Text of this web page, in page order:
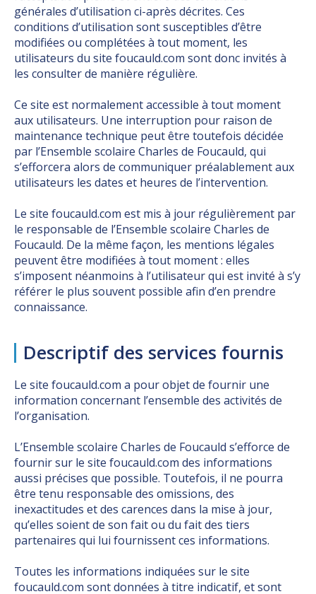
générales d’utilisation ci-après décrites. Ces
conditions d’utilisation sont susceptibles d’être
modifiées ou complétées à tout moment, les
utilisateurs du site foucauld.com sont donc invités à
les consulter de manière régulière.
Ce site est normalement accessible à tout moment
aux utilisateurs. Une interruption pour raison de
maintenance technique peut être toutefois décidée
par l’Ensemble scolaire Charles de Foucauld, qui
s’efforcera alors de communiquer préalablement aux
utilisateurs les dates et heures de l’intervention.
Le site foucauld.com est mis à jour régulièrement par
le responsable de l’Ensemble scolaire Charles de
Foucauld. De la même façon, les mentions légales
peuvent être modifiées à tout moment : elles
s’imposent néanmoins à l’utilisateur qui est invité à s’y
référer le plus souvent possible afin d’en prendre
connaissance.
Descriptif des services fournis
Le site foucauld.com a pour objet de fournir une
information concernant l’ensemble des activités de
l’organisation.
L’Ensemble scolaire Charles de Foucauld s’efforce de
fournir sur le site foucauld.com des informations
aussi précises que possible. Toutefois, il ne pourra
être tenu responsable des omissions, des
inexactitudes et des carences dans la mise à jour,
qu’elles soient de son fait ou du fait des tiers
partenaires qui lui fournissent ces informations.
Toutes les informations indiquées sur le site
foucauld.com sont données à titre indicatif, et sont